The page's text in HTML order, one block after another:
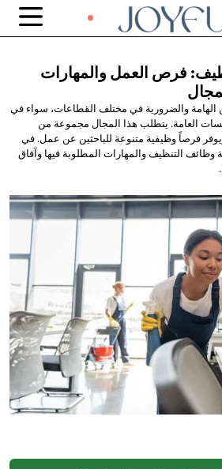
فرص العمل والمهارات
والضرورية في مختلف القطاعات، سواء في
العامة. يتطلب هذا المجال مجموعة من
فرصاً وظيفية متنوعة للباحثين عن عمل. في
التنظيف والمهارات المطلوبة فيها وآفاق